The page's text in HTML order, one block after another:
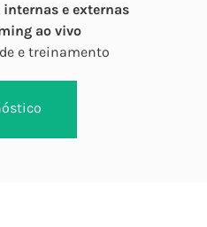
internas e externas
ao vivo
e treinamento